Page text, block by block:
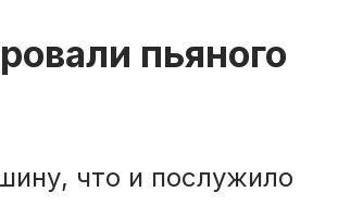
пьяного
что и послужило